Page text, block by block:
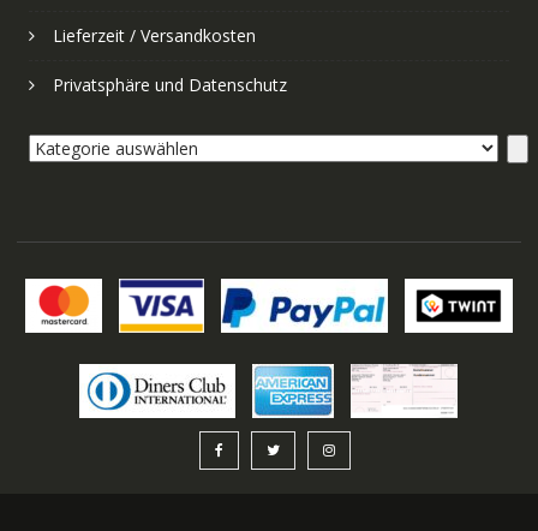
Lieferzeit / Versandkosten
Privatsphäre und Datenschutz
Kategorie